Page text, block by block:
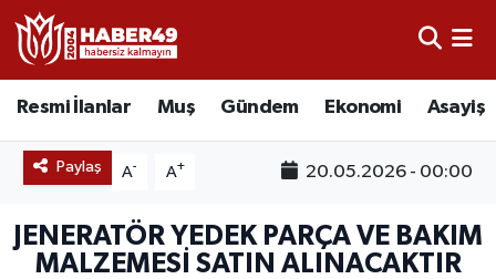
Resmi İlanlar Muş Gündem Ekonomi Asayiş
Paylaş A- A+ 20.05.2026 - 00:00
JENERATÖR YEDEK PARÇA VE BAKIM
MALZEMESİ SATIN ALINACAKTIR
Resmi İlanlar
Asayiş
Eğitim
Uşak Nöbetçi Eczaneler
Uşak Hava Durumu
Uşak Trafik Yoğunluk Haritası